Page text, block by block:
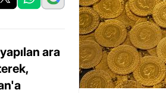
ara